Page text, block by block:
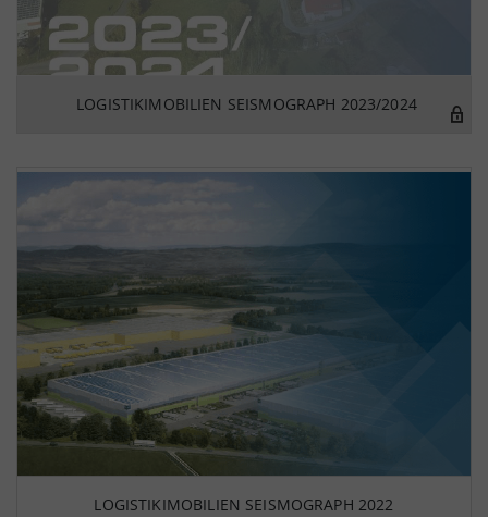
LOGISTIKIMOBILIEN SEISMOGRAPH 2023/2024
LOGISTIKIMOBILIEN SEISMOGRAPH 2022